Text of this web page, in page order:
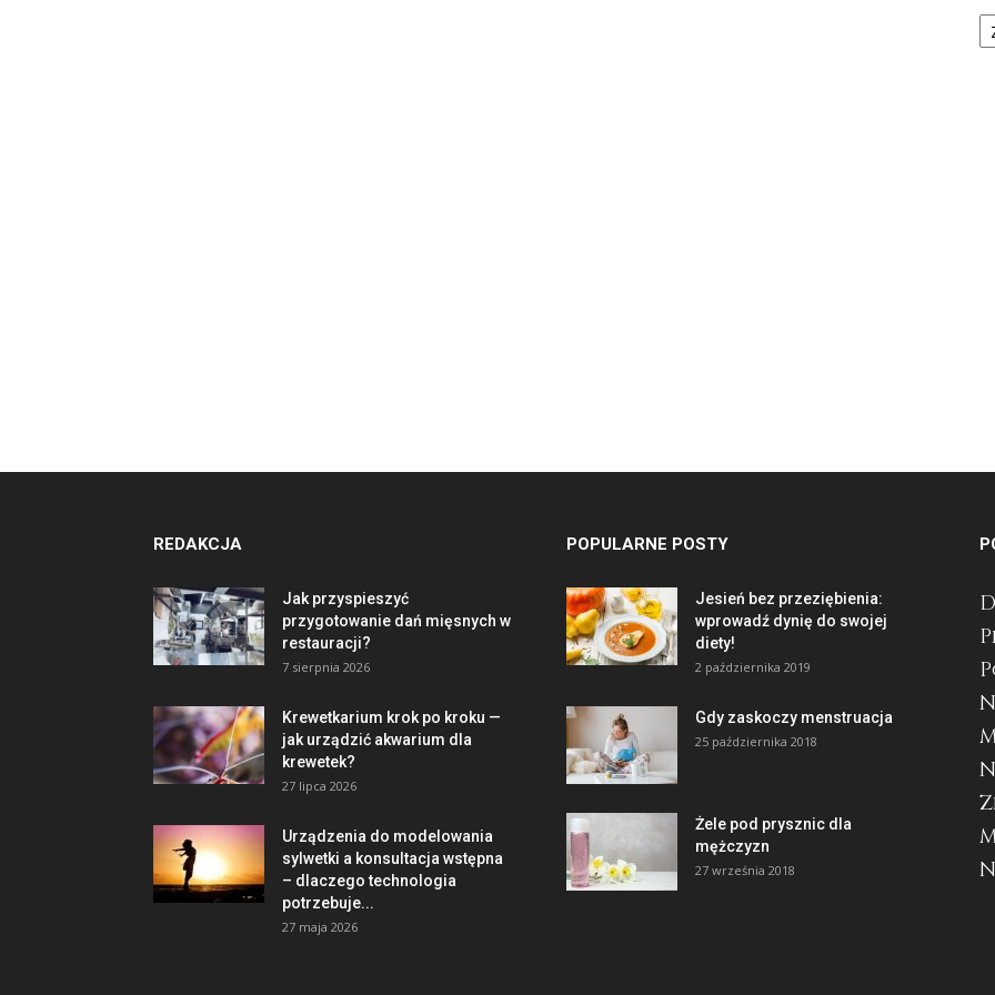
REDAKCJA
Jak przyspieszyć
przygotowanie dań mięsnych w
restauracji?
7 sierpnia 2026
Krewetkarium krok po kroku —
jak urządzić akwarium dla
krewetek?
27 lipca 2026
Urządzenia do modelowania
sylwetki a konsultacja wstępna
– dlaczego technologia
potrzebuje...
27 maja 2026
POPULARNE POSTY
Jesień bez przeziębienia:
wprowadź dynię do swojej
diety!
2 października 2019
Gdy zaskoczy menstruacja
25 października 2018
Żele pod prysznic dla
mężczyzn
27 września 2018